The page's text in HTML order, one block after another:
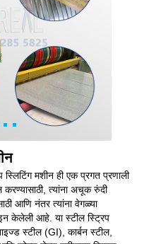
मशीन ही एक प्रगत प्रणाली
त्यांना अचूक रुंदी
आणि नंतर त्यांना वेगळ्या
केलेली आहे. या स्टील स्ट्रिप
स्टील (GI), कार्बन स्टील,